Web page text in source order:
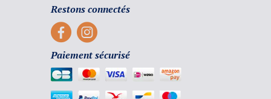
Restons connectés
Paiement sécurisé